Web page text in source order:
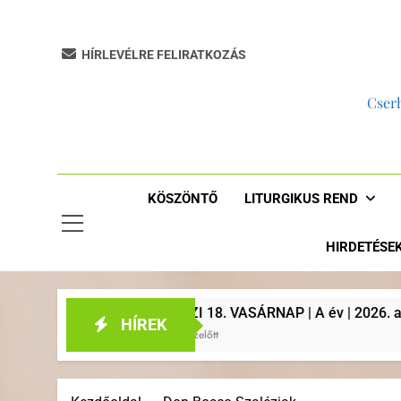
HÍRLEVÉLRE FELIRATKOZÁS
KÖSZÖNTŐ LITURGIKUS REND
HÍREK
ÉVKÖZI 18. VASÁRNAP | A év | 2026. augusztus 2. |